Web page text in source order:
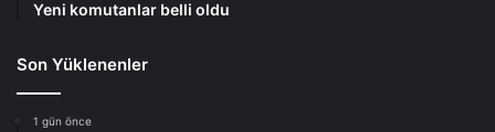
Yeni komutanlar belli oldu
Son Yüklenenler
1 gün önce